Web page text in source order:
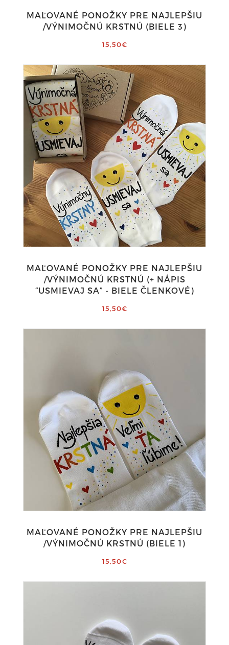
MAĽOVANÉ PONOŽKY PRE NAJLEPŠIU
/VÝNIMOČNÚ KRSTNÚ (BIELE 3)
15,50€
MAĽOVANÉ PONOŽKY PRE NAJLEPŠIU
/VÝNIMOČNÚ KRSTNÚ (+ NÁPIS
“USMIEVAJ SA” - BIELE ČLENKOVÉ)
15,50€
MAĽOVANÉ PONOŽKY PRE NAJLEPŠIU
/VÝNIMOČNÚ KRSTNÚ (BIELE 1)
15,50€